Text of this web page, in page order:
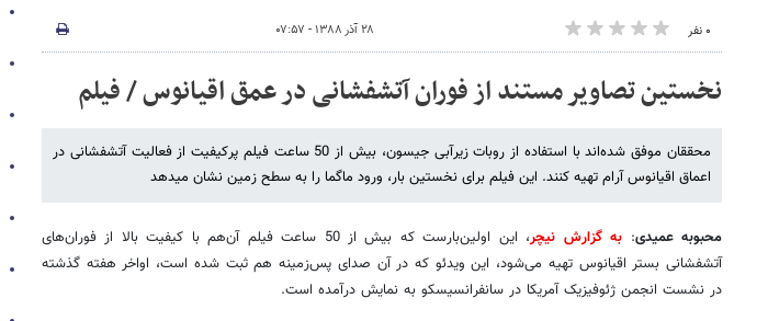
۰ نفر ۲۸ آذر ۱۳۸۸ - ۰۷:۵۷
نخستین تصاویر مستند از فوران آتشفشانی در عمق اقیانوس / فیلم
محققان موفق شده‌اند با استفاده از روبات زیر‌آبی جیسون، بیش از 50 ساعت فیلم پرکیفیت از فعالیت آتشفشانی در
اعماق اقیانوس آرام تهیه کنند. این فیلم برای نخستین بار، ورود ماگما را به سطح زمین نشان میدهد
محبوبه عمیدی: به گزارش نیچر
، این اولین‌بارست که بیش از 50 ساعت فیلم آن‌هم با کیفیت بالا از فوران‌های
آتشفشانی بستر اقیانوس تهیه می‌شود، این ویدئو که در آن صدای پس‌زمینه هم ثبت شده است، اواخر هفته گذشته
در نشست انجمن ژئوفیزیک آمریکا در سانفرانسیسکو به نمایش درآمده است.